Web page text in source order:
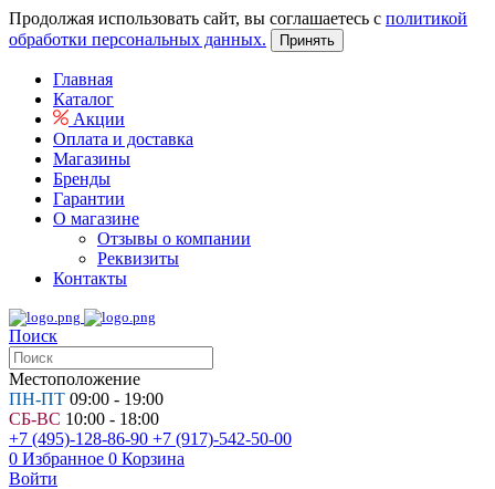
Продолжая использовать сайт, вы соглашаетесь с политикой
обработки персональных данных.
Принять
Главная
Каталог
Акции
Оплата и доставка
Магазины
Бренды
Гарантии
О магазине
Отзывы о компании
Реквизиты
Контакты
Поиск
Местоположение
ПН-ПТ 09:00 - 19:00
СБ-ВС 10:00 - 18:00
+7 (495)-128-86-90 +7 (917)-542-50-00
0 Избранное 0 Корзина
Войти